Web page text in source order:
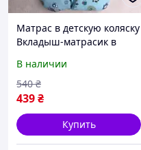
Матрас в детскую коляску
Вкладыш-матрасик в
В наличии
439₴
540 ₴
Купить